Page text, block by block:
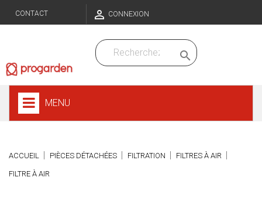
CONTACT  CONNEXION

MENU
ACCUEIL PIÈCES DÉTACHÉES FILTRATION FILTRES À AIR
FILTRE À AIR